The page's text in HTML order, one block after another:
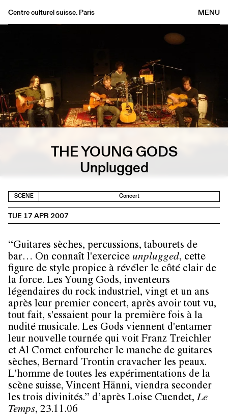
MENU
Centre culturel suisse. Paris
Archives
Medias
Publications
About
THE YOUNG GODS
Unplugged
SCENE Concert
TUE 17 APR 2007
“Guitares sèches, percussions, tabourets de
bar… On connaît l'exercice unplugged, cette
figure de style propice à révéler le côté clair de
la force. Les Young Gods, inventeurs
légendaires du rock industriel, vingt et un ans
après leur premier concert, après avoir tout vu,
tout fait, s'essaient pour la première fois à la
nudité musicale. Les Gods viennent d'entamer
leur nouvelle tournée qui voit Franz Treichler
et Al Comet enfourcher le manche de guitares
sèches, Bernard Trontin cravacher les peaux.
L'homme de toutes les expérimentations de la
scène suisse, Vincent Hänni, viendra seconder
les trois divinités.” d’après Loise Cuendet, Le
Temps, 23.11.06